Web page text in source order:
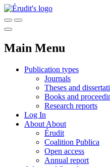
Main Menu
Publication types
Journals
Theses and
Books and
Research reports
Log In
About About
Érudit
Coalition Publica
Open access
Annual report